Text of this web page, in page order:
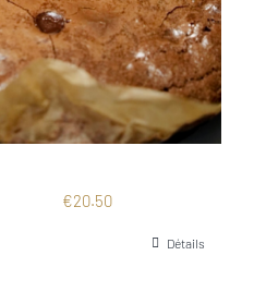
€20.50
Détails